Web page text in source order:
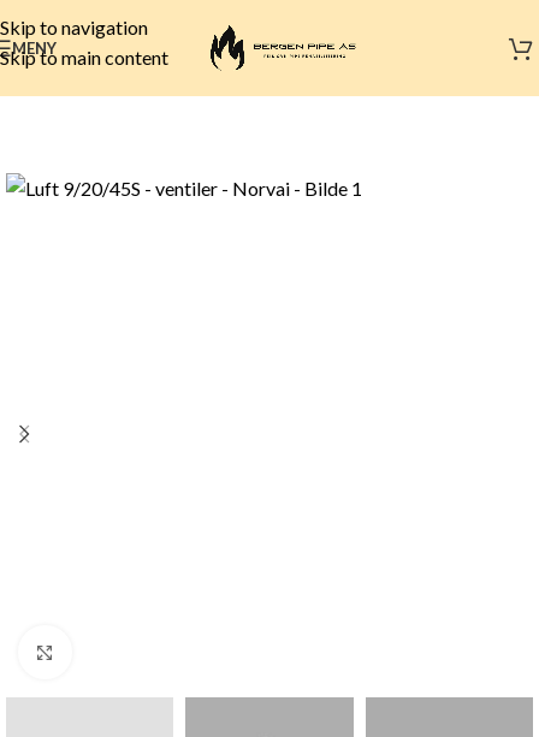
Skip to navigation
Skip to main content
MENY